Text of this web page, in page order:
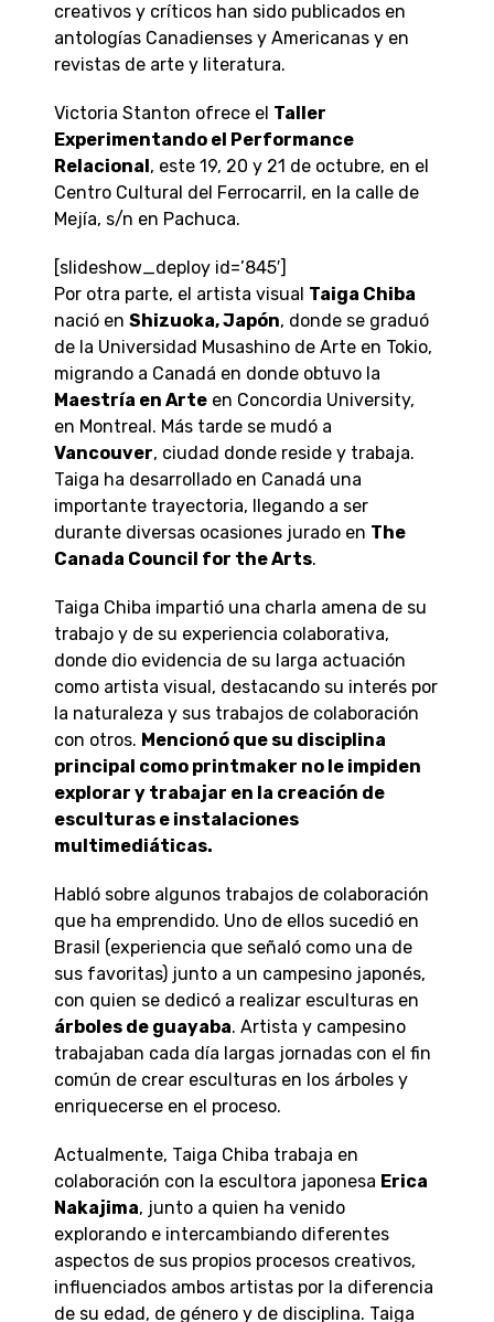
creativos y críticos han sido publicados en
antologías Canadienses y Americanas y en
revistas de arte y literatura.
Victoria Stanton ofrece el Taller
Experimentando el Performance
Relacional, este 19, 20 y 21 de octubre, en el
Centro Cultural del Ferrocarril, en la calle de
Mejía, s/n en Pachuca.
[slideshow_deploy id=’845′]
Por otra parte, el artista visual Taiga Chiba
nació enShizuoka, Japón, donde se graduó
de la Universidad Musashino de Arte en Tokio,
migrando a Canadá en donde obtuvo la
Maestría en Arte en Concordia University,
en Montreal. Más tarde se mudó a
Vancouver, ciudad donde reside y trabaja.
Taiga ha desarrollado en Canadá una
importante trayectoria, llegando a ser
durante diversas ocasiones jurado en The
Canada Council for the Arts.
Taiga Chiba impartió una charla amena de su
trabajo y de su experiencia colaborativa,
donde dio evidencia de su larga actuación
como artista visual, destacando su interés por
la naturaleza y sus trabajos de colaboración
con otros. Mencionó que su disciplina
principal como printmaker no le impiden
explorar y trabajar en la creación de
esculturas e instalaciones
multimediáticas.
Habló sobre algunos trabajos de colaboración
que ha emprendido. Uno de ellos sucedió en
Brasil (experiencia que señaló como una de
sus favoritas) junto a un campesino japonés,
con quien se dedicó a realizar esculturas en
árboles de guayaba. Artista y campesino
trabajaban cada día largas jornadas con el fin
común de crear esculturas en los árboles y
enriquecerse en el proceso.
Actualmente, Taiga Chiba trabaja en
colaboración con la escultora japonesa Erica
Nakajima, junto a quien ha venido
explorando e intercambiando diferentes
aspectos de sus propios procesos creativos,
influenciados ambos artistas por la diferencia
de su edad, de género y de disciplina. Taiga